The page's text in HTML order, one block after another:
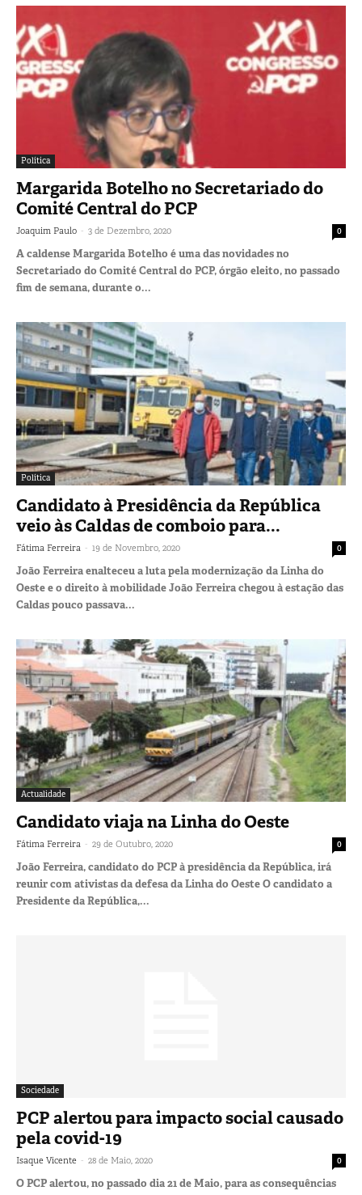
Política
Margarida Botelho no Secretariado do
Comité Central do PCP
Joaquim Paulo - 3 de Dezembro, 2020 0
A caldense Margarida Botelho é uma das novidades no
Secretariado do Comité Central do PCP, órgão eleito, no passado
fim de semana, durante o...
Política
Candidato à Presidência da República
veio às Caldas de comboio para...
Fátima Ferreira - 19 de Novembro, 2020 0
João Ferreira enalteceu a luta pela modernização da Linha do
Oeste e o direito à mobilidade João Ferreira chegou à estação das
Caldas pouco passava...
Actualidade
Candidato viaja na Linha do Oeste
Fátima Ferreira - 29 de Outubro, 2020 0
João Ferreira, candidato do PCP à presidência da República, irá
reunir com ativistas da defesa da Linha do Oeste O candidato a
Presidente da República,...
Sociedade
PCP alertou para impacto social causado
pela covid-19
Isaque Vicente - 28 de Maio, 2020 0
O PCP alertou, no passado dia 21 de Maio, para as consequências